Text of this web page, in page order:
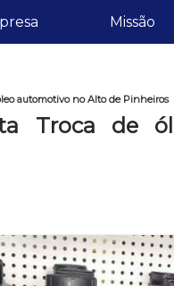
Missão
automotivo no Alto de Pinheiros
Troca de